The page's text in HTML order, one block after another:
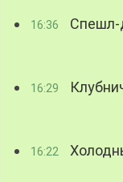
16:36 Спешл-
16:29
16:22